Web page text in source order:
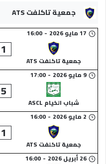
جمعية تاكلفت ATS
17 مايو 2026 -
16:00
جمعية تاكلفت ATS
1
9 مايو 2026 -
17:00
شباب الخيام ASCL
5
2 مايو 2026 -
16:00
جمعية تاكلفت ATS
1
26 أبريل 2026 -
16:00